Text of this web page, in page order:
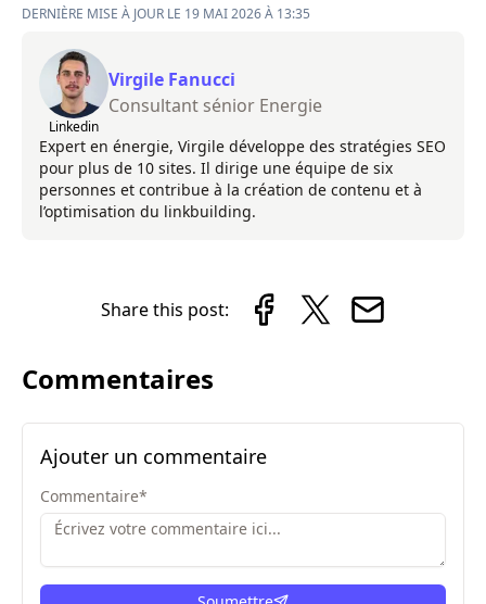
DERNIÈRE MISE À JOUR LE 19 MAI 2026 À 13:35
Linkedin
Virgile Fanucci
Consultant sénior Energie
Expert en énergie, Virgile développe des stratégies SEO
pour plus de 10 sites. Il dirige une équipe de six
personnes et contribue à la création de contenu et à
l’optimisation du linkbuilding.
Share this post:
Commentaires
Ajouter un commentaire
Commentaire*